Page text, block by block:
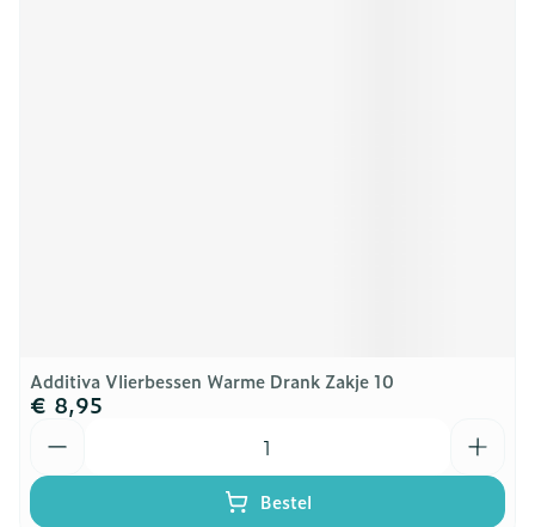
Additiva Vlierbessen Warme Drank Zakje 10
€ 8,95
Bestel